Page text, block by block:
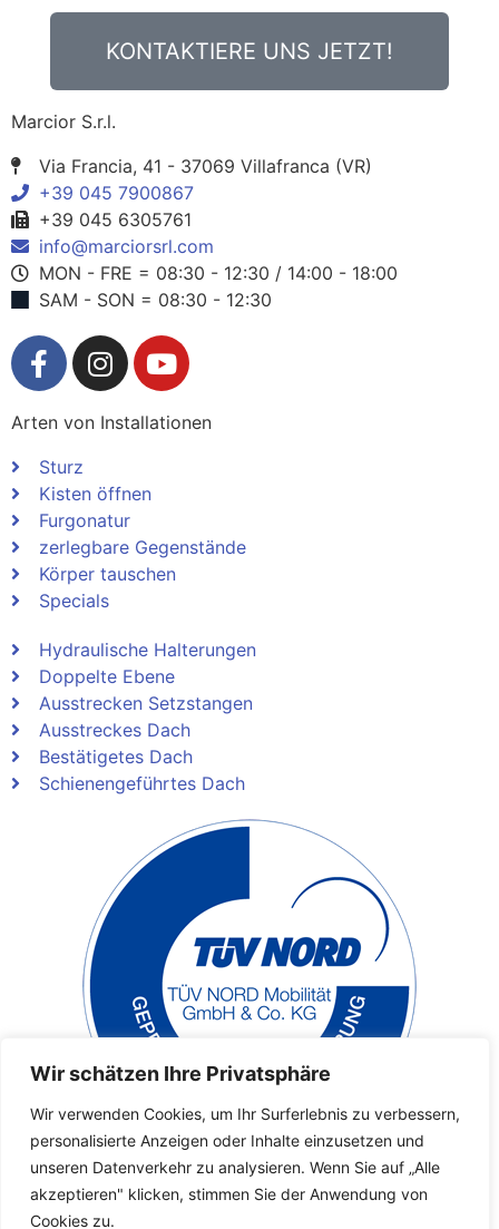
Wir schätzen Ihre Privatsphäre
Wir verwenden Cookies, um Ihr Surferlebnis zu verbessern,
personalisierte Anzeigen oder Inhalte einzusetzen und
unseren Datenverkehr zu analysieren. Wenn Sie auf „Alle
akzeptieren" klicken, stimmen Sie der Anwendung von
Cookies zu.
KONTAKTIERE UNS JETZT!
Marcior S.r.l.
Via Francia, 41 - 37069 Villafranca (VR)
+39 045 7900867
+39 045 6305761
info@marciorsrl.com
MON - FRE = 08:30 - 12:30 / 14:00 - 18:00
SAM - SON = 08:30 - 12:30
Arten von Installationen
Sturz
Kisten öffnen
Furgonatur
zerlegbare Gegenstände
Körper tauschen
Specials
Hydraulische Halterungen
Doppelte Ebene
Ausstrecken Setzstangen
Ausstreckes Dach
Bestätigetes Dach
Schienengeführtes Dach
Copyright 2023 © Alle Rechte vorbehalten. |
Umsatzsteuer-Identifikationsnummer: 03223870233 |